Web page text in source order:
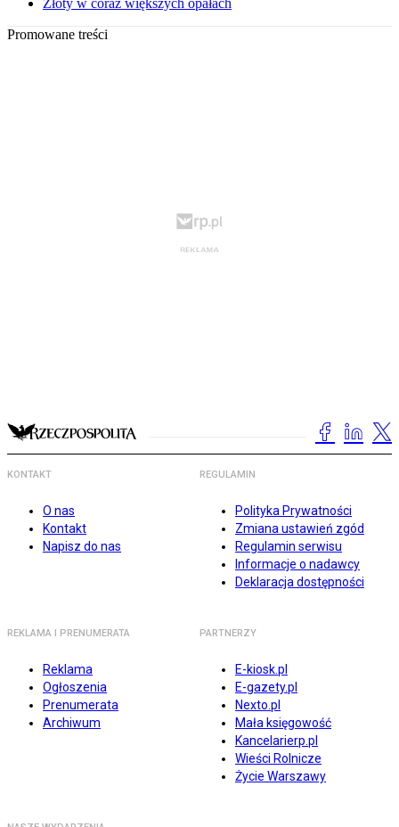
Złoty w coraz większych opałach
Promowane treści
KONTAKT
O nas
Kontakt
Napisz do nas
REGULAMIN
Polityka Prywatności
Zmiana ustawień zgód
Regulamin serwisu
Informacje o nadawcy
Deklaracja dostępności
REKLAMA I PRENUMERATA
Reklama
Ogłoszenia
Prenumerata
Archiwum
PARTNERZY
E-kiosk.pl
E-gazety.pl
Nexto.pl
Mała księgowość
Kancelarierp.pl
Wieści Rolnicze
Życie Warszawy